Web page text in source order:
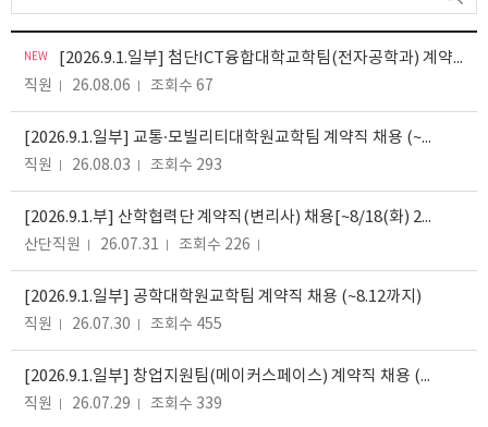
[2026.9.1.일부] 첨단ICT융합대학교학팀(전자공학과) 계약직 채용 (~8.12까지)
NEW
직원 26.08.06 조회수 67
[2026.9.1.일부] 교통·모빌리티대학원교학팀 계약직 채용 (~8.13까지)
직원 26.08.03 조회수 293
[2026.9.1.부] 산학협력단 계약직(변리사) 채용[~8/18(화) 23:00]
산단직원 26.07.31 조회수 226
[2026.9.1.일부] 공학대학원교학팀 계약직 채용 (~8.12까지)
직원 26.07.30 조회수 455
[2026.9.1.일부] 창업지원팀(메이커스페이스) 계약직 채용 (~8.17까지)
직원 26.07.29 조회수 339